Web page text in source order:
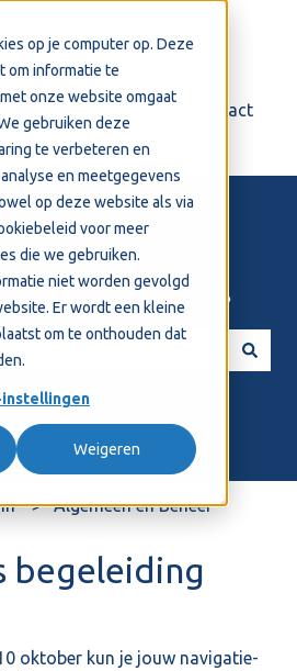
op je computer op. Deze
om informatie te
onze website omgaat
gebruiken deze
te verbeteren en
en meetgegevens
op deze website als via
voor meer
die we gebruiken.
niet worden gevolgd
Er wordt een kleine
om te onthouden dat
Weigeren
Support Contact
we je helpen?
Algemeen en Beheer
begeleiding
oktober kun je jouw navigatie-